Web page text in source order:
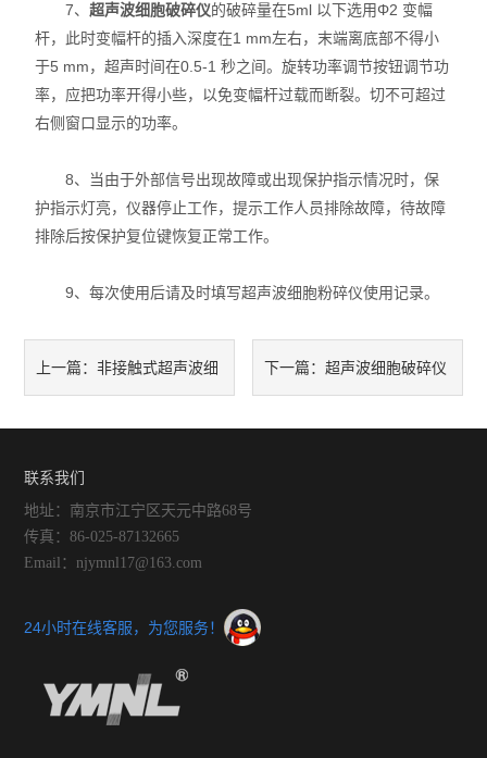
7、超声波细胞破碎仪的破碎量在5ml 以下选用Φ2 变幅
杆，此时变幅杆的插入深度在1 mm左右，末端离底部不得小
于5 mm，超声时间在0.5-1 秒之间。旋转功率调节按钮调节功
率，应把功率开得小些，以免变幅杆过载而断裂。切不可超过
右侧窗口显示的功率。
8、当由于外部信号出现故障或出现保护指示情况时，保
护指示灯亮，仪器停止工作，提示工作人员排除故障，待故障
排除后按保护复位键恢复正常工作。
9、每次使用后请及时填写超声波细胞粉碎仪使用记录。
上一篇：非接触式超声波细 下一篇： 超声波细胞破碎仪
联系我们
地址：南京市江宁区天元中路68号
传真：86-025-87132665
Email：njymnl17@163.com
24小时在线客服，为您服务！